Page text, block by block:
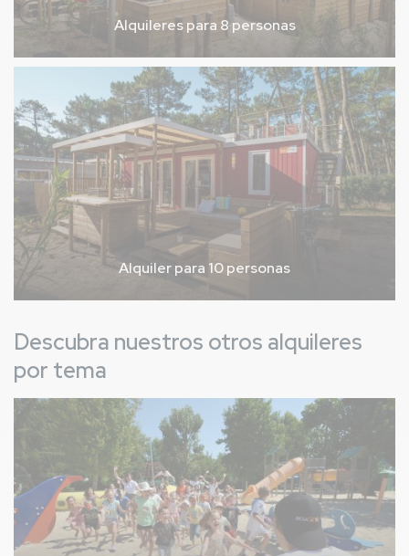
Alquileres para 8 personas
Alquiler para 10 personas
Descubra nuestros otros alquileres
por tema